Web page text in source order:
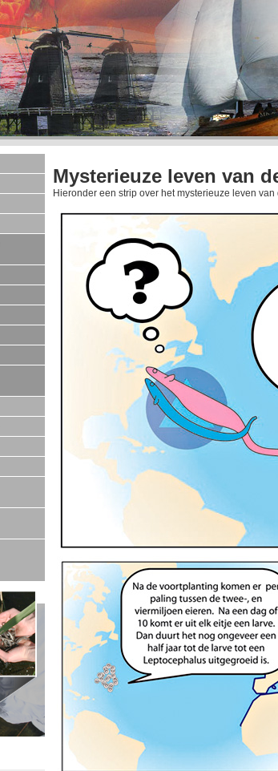
Mysterieuze leven van
Hieronder een strip over het mysterieuze leven van